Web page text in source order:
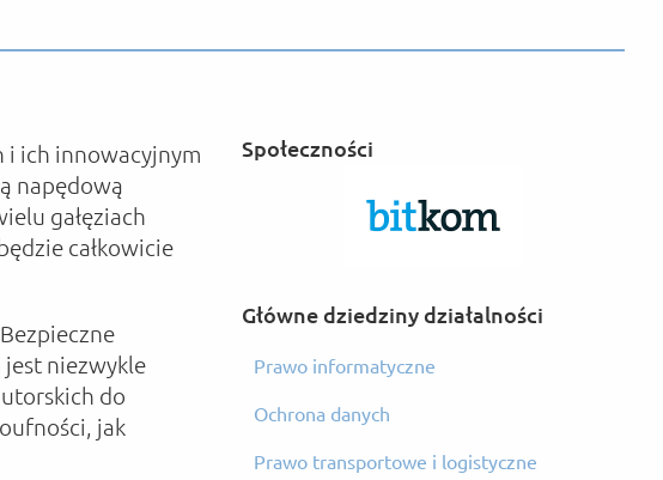
i ich innowacyjnym
napędową
gałęziach
całkowicie
niezwykle
do
jak
Społeczności
Główne dziedziny działalności
Prawo informatyczne
Ochrona danych
Prawo transportowe i logistyczne